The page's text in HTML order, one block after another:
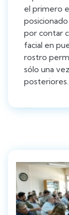
el primero
por contar
facial en
rostro
sólo una
posteriores.